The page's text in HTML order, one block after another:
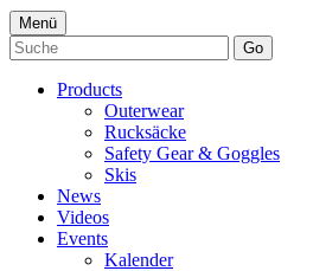
Menü
Go
Products
Outerwear
Rucksäcke
Safety Gear & Goggles
Skis
News
Videos
Events
Kalender